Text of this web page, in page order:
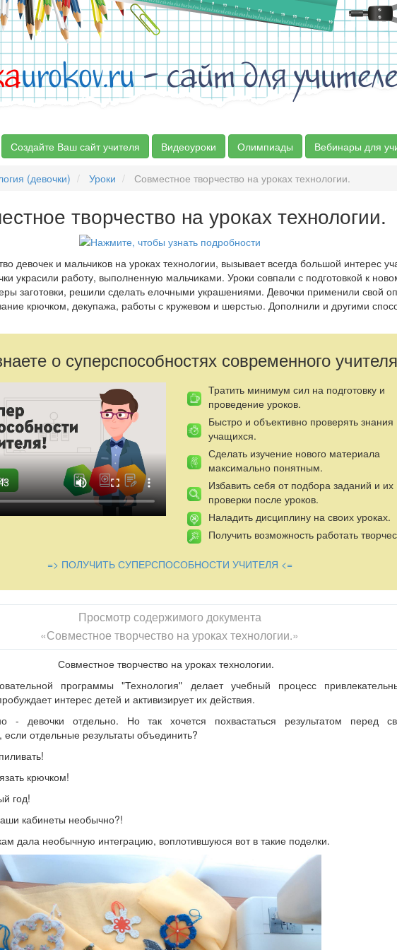
urokov.ru- сайт для
Создайте Ваш сайт учителя Видеоуроки Олимпиады Вебинары для
(девочки) Уроки Совместное творчество на уроках технологии.
творчество на уроках технологии.
девочек и мальчиков на уроках технологии, вызывает всегда большой интерес
украсили работу, выполненную мальчиками. Уроки совпали с подготовкой к
заготовки, решили сделать елочными украшениями. Девочки применили свой
крючком, декупажа, работы с кружевом и шерстью. Дополнили и другими
о суперспособностях современного
Тратить минимум сил на подготовку и
проведение уроков.
Быстро и объективно проверять знания
учащихся.
Сделать изучение нового материала
максимально понятным.
Избавить себя от подбора заданий и их
проверки после уроков.
Наладить дисциплину на своих уроках.
Получить возможность работать
=> ПОЛУЧИТЬ СУПЕРСПОСОБНОСТИ УЧИТЕЛЯ <=
Просмотр содержимого документа
«Совместное творчество на уроках технологии.»
Совместное творчество на уроках технологии.
программы "Технология" делает учебный процесс
интерес детей и активизирует их действия.
- девочки отдельно. Но так хочется похвастаться результатом перед
отдельные результаты объединить?
крючком!
год!
кабинеты необычно?!
дала необычную интеграцию, воплотившуюся вот в такие поделки.